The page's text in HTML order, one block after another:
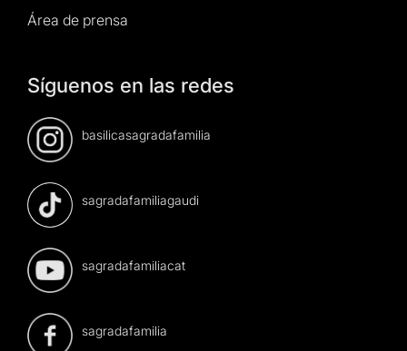
Área de prensa
Síguenos en las redes
basilicasagradafamilia
sagradafamiliagaudi
sagradafamiliacat
sagradafamilia